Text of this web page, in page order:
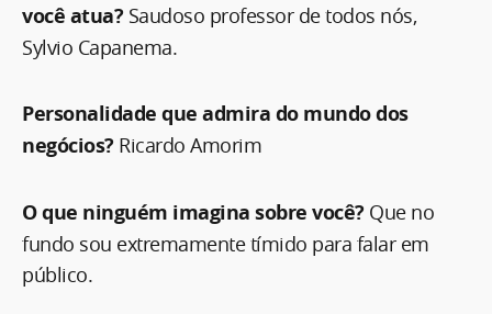
você atua? Saudoso professor de todos nós,
Sylvio Capanema.
Personalidade que admira do mundo dos
negócios? Ricardo Amorim
O que ninguém imagina sobre você? Que no
fundo sou extremamente tímido para falar em
público.